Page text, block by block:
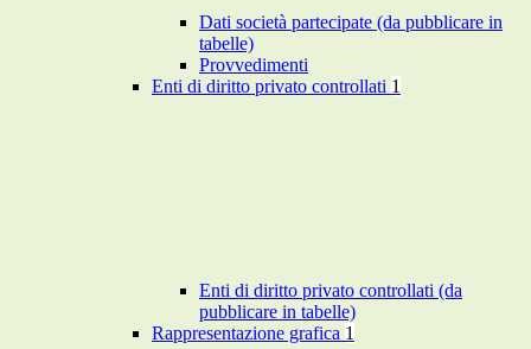
Dati società partecipate (da pubblicare in
tabelle)
Provvedimenti
Enti di diritto privato controllati 1
Enti di diritto privato controllati (da
pubblicare in tabelle)
Rappresentazione grafica 1